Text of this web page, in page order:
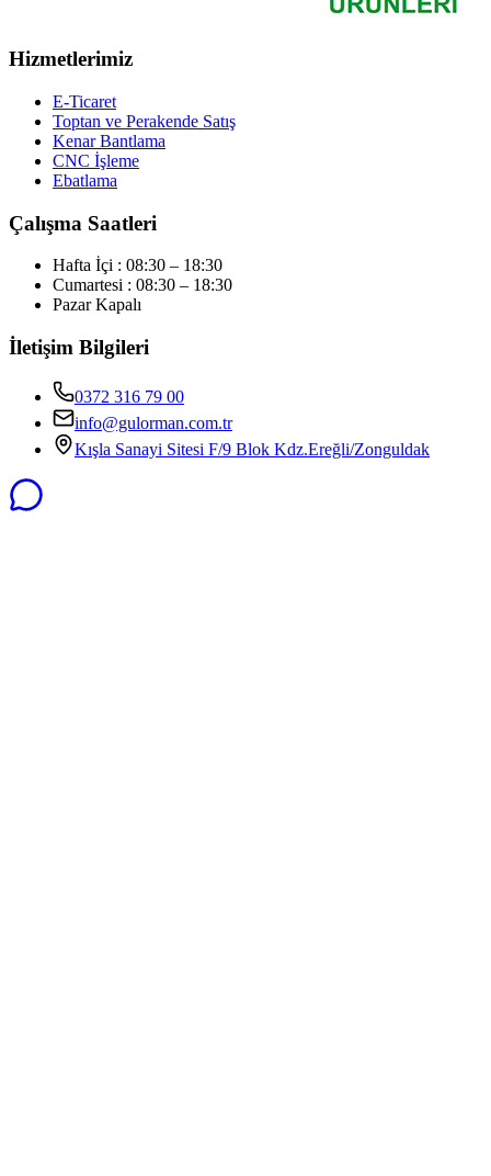
Hizmetlerimiz
E-Ticaret
Toptan ve Perakende Satış
Kenar Bantlama
CNC İşleme
Ebatlama
Çalışma Saatleri
Hafta İçi : 08:30 – 18:30
Cumartesi : 08:30 – 18:30
Pazar Kapalı
İletişim Bilgileri
0372 316 79 00
info@gulorman.com.tr
Kışla Sanayi Sitesi F/9 Blok Kdz.Ereğli/Zonguldak